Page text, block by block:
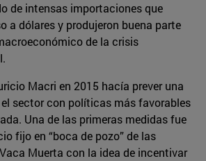
de intensas importaciones que
a dólares y produjeron buena parte
de la crisis
Macri en 2015 hacía prever una
sector con políticas más favorables
Una de las primeras medidas fue
fijo en “boca de pozo” de las
Muerta con la idea de incentivar